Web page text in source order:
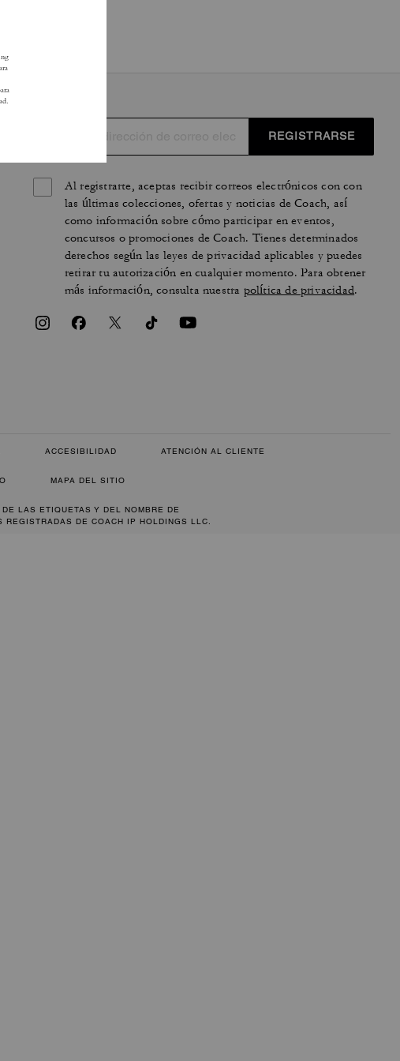
REGISTRARSE
Al registrarte, aceptas recibir correos electrónicos con con
las últimas colecciones, ofertas y noticias de Coach, así
como información sobre cómo participar en eventos,
concursos o promociones de Coach. Tienes determinados
derechos según las leyes de privacidad aplicables y puedes
retirar tu autorización en cualquier momento. Para obtener
más información, consulta nuestra política de privacidad.
ACCESIBILIDAD ATENCIÓN AL CLIENTE
MAPA DEL SITIO
LAS ETIQUETAS Y DEL NOMBRE DE
DE COACH IP HOLDINGS LLC.